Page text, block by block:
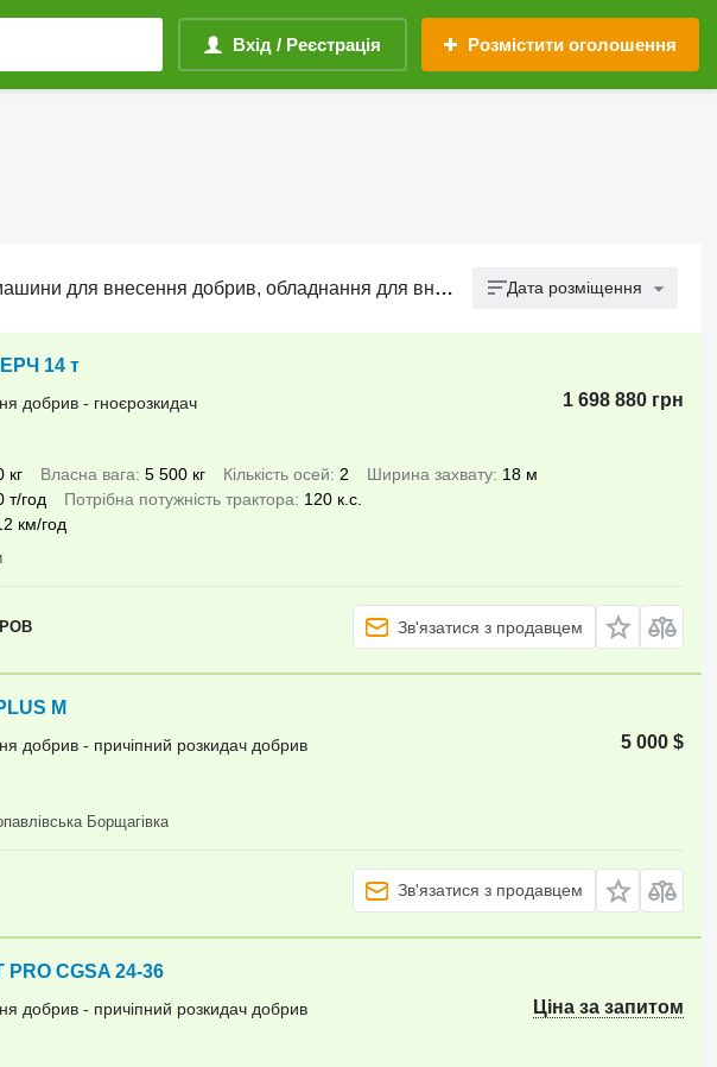
Вхід / Реєстрація Розмістити оголошення
для внесення добрив, обладнання для внесення добрив Дата розміщення
14 т
1 698 880 грн
добрив - гноєрозкидач
кг Власна вага 5 500 кг Кількість осей 2 Ширина захвату 18 м
т/год Потрібна потужність трактора
120 к.с.
км/год
Зв'язатися з продавцем
M
5 000 $
добрив - причіпний розкидач добрив
Борщагівка
Зв'язатися з продавцем
PRO CGSA 24-36
Ціна за запитом
добрив - причіпний розкидач добрив